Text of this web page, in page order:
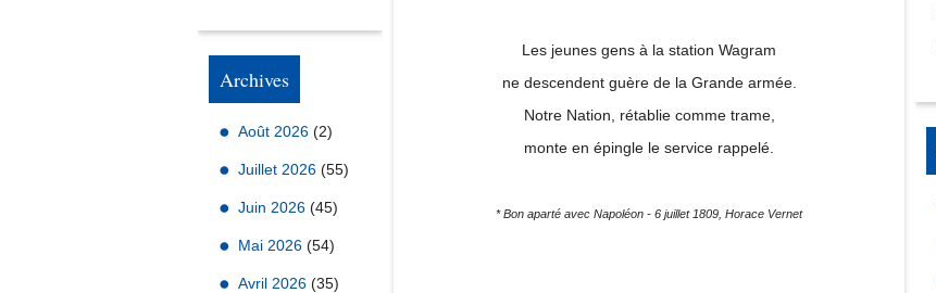
Archives
Août 2026 (2)
Juillet 2026 (55)
Juin 2026 (45)
Mai 2026 (54)
Avril 2026 (35)
Les jeunes gens à la station Wagram
ne descendent guère de la Grande armée.
Notre Nation, rétablie comme trame,
monte en épingle le service rappelé.
* Bon aparté avec Napoléon - 6 juillet 1809, Horace Vernet